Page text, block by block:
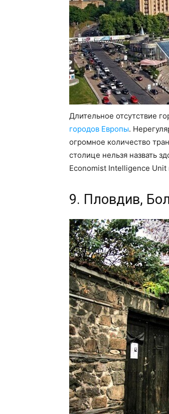
Длительное отсутствие
городов Европы.
огромное количество
столице нельзя назвать
Economist Intelligence Unit
9. Пловдив,